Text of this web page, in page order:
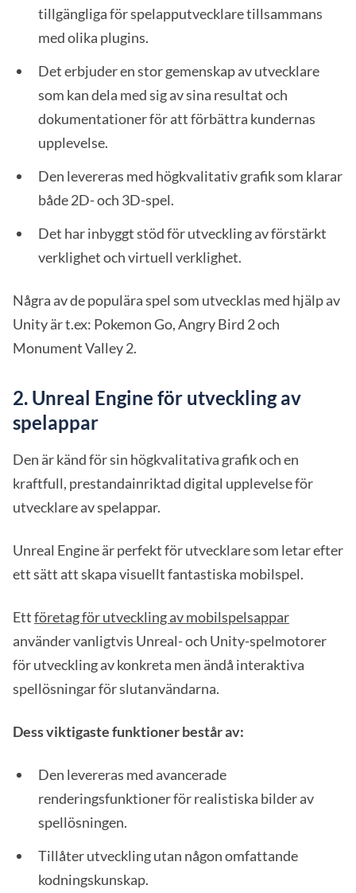
tillgängliga för spelapputvecklare tillsammans
med olika plugins.
Det erbjuder en stor gemenskap av utvecklare
som kan dela med sig av sina resultat och
dokumentationer för att förbättra kundernas
upplevelse.
Den levereras med högkvalitativ grafik som klarar
både 2D- och 3D-spel.
Det har inbyggt stöd för utveckling av förstärkt
verklighet och virtuell verklighet.
Några av de populära spel som utvecklas med hjälp av
Unity är t.ex: Pokemon Go, Angry Bird 2 och
Monument Valley 2.
2. Unreal Engine för utveckling av
spelappar
Den är känd för sin högkvalitativa grafik och en
kraftfull, prestandainriktad digital upplevelse för
utvecklare av spelappar.
Unreal Engine är perfekt för utvecklare som letar efter
ett sätt att skapa visuellt fantastiska mobilspel.
Ettföretag för utveckling av mobilspelsappar
använder vanligtvis Unreal- och Unity-spelmotorer
för utveckling av konkreta men ändå interaktiva
spellösningar för slutanvändarna.
Dess viktigaste funktioner består av:
Den levereras med avancerade
renderingsfunktioner för realistiska bilder av
spellösningen.
Tillåter utveckling utan någon omfattande
kodningskunskap.